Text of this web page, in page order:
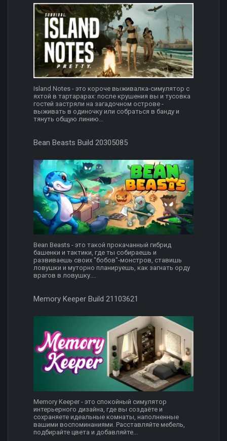
Island Notes - это короче выживалка-симулятор с
яхтой в тартарарах: после крушения вы и тусовка
гостей застряли на загадочном острове -
выживать в одиночку или собраться в банду и
тянуть общую линию...
Bean Beasts Build 20305085
Bean Beasts - это такой прокачанный гибрид
башенки и тактики, где ты собираешь и
развиваешь своих "бобов"-монстров, ставишь
ловушки и муторно планируешь, как загнать орду
врагов в ловушку....
Memory Keeper Build 21103621
Memory Keeper - это спокойный симулятор
интерьерного дизайна, где вы создаёте и
сохраняете идеальные комнаты, наполненные
вашими воспоминаниями. Расставляйте мебель,
подбирайте цвета и добавляйте...